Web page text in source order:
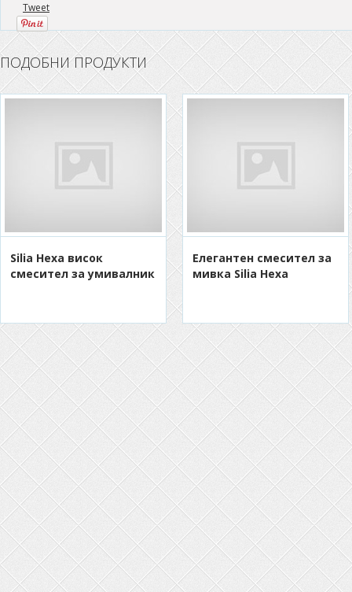
Tweet
ПОДОБНИ ПРОДУКТИ
Silia Hexa висок
смесител за умивалник
Eлегантен смесител за
мивка Silia Hexa